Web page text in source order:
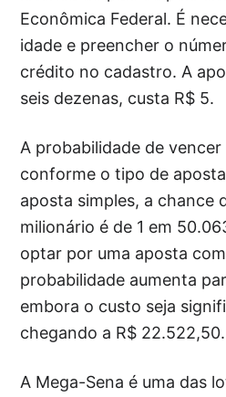
Econômica Federal. É
idade e preencher o
crédito no cadastro. A
seis dezenas, custa R$ 5.
A probabilidade de
conforme o tipo de
aposta simples, a chance
milionário é de 1 em
optar por uma aposta
probabilidade aumenta
embora o custo seja
chegando a R$ 22.522,50.
A Mega-Sena é uma das